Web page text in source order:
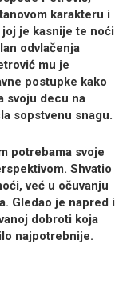
karakteru i
je kasnije te noći
odvlačenja
mu je
postupke kako
svoju decu na
sopstvenu snagu.
potrebama svoje
Shvatio
već u očuvanju
Gledao je napred i
dobroti koja
najpotrebnije.